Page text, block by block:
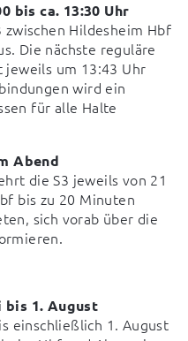
bis ca. 13:30 Uhr
Hildesheim Hbf
Die nächste reguläre
um 13:43 Uhr
wird ein
für alle Halte
Abend
die S3 jeweils von 21
bis zu 20 Minuten
sich vorab über die
1. August
einschließlich 1. August